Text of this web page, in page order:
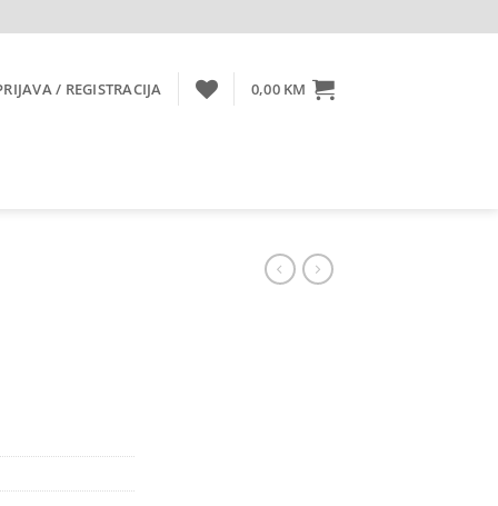
/ REGISTRACIJA 0,00 KM